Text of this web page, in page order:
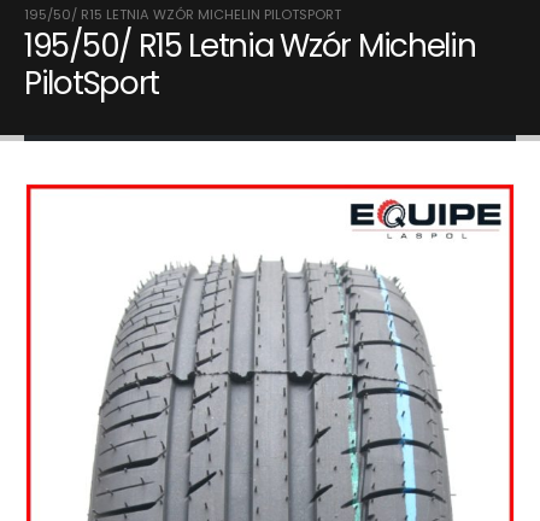
195/50/ R15 LETNIA WZÓR MICHELIN PILOTSPORT
195/50/ R15 Letnia Wzór Michelin
PilotSport